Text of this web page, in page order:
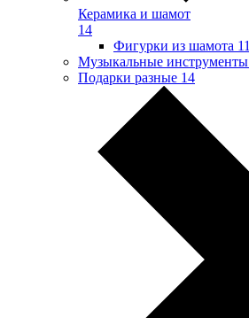
Керамика и шамот
14
Фигурки из шамота 11
Музыкальные инструменты
Подарки разные 14